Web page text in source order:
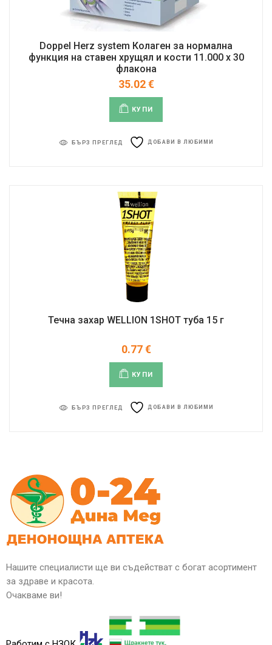
Doppel Herz system Колаген за нормална
функция на ставен хрущял и кости 11.000 x 30
флакона
35.02€
КУПИ
БЪРЗ ПРЕГЛЕД ДОБАВИ В ЛЮБИМИ
Течна захар WELLION 1SHOT туба 15 г
0.77€
КУПИ
БЪРЗ ПРЕГЛЕД ДОБАВИ В ЛЮБИМИ
Нашите специалисти ще ви съдействат с богат асортимент
за здраве и красота.
Очакваме ви!